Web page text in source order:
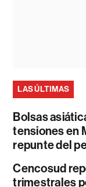
LAS ÚLTIMAS
Bolsas
tensiones en
repunte del
Cencosud
trimestrales